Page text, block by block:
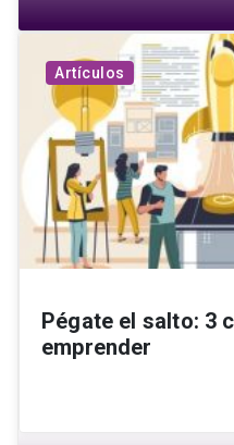
Artículos
Pégate el salto: 3
emprender